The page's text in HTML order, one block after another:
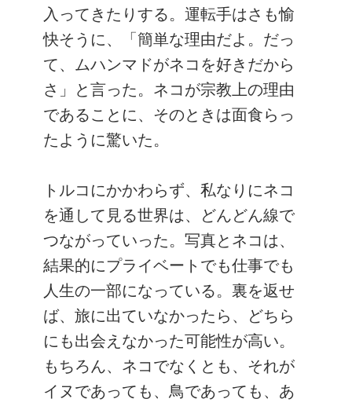
入ってきたりする。運転手はさも愉
快そうに、「簡単な理由だよ。だっ
て、ムハンマドがネコを好きだから
さ」と言った。ネコが宗教上の理由
であることに、そのときは面食らっ
たように驚いた。
トルコにかかわらず、私なりにネコ
を通して見る世界は、どんどん線で
つながっていった。写真とネコは、
結果的にプライベートでも仕事でも
人生の一部になっている。裏を返せ
ば、旅に出ていなかったら、どちら
にも出会えなかった可能性が高い。
もちろん、ネコでなくとも、それが
イヌであっても、鳥であっても、あ